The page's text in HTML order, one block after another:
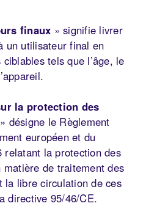
finaux » signifie livrer
un utilisateur final en
tels que l’âge, le
la protection des
désigne le Règlement
européen et du
relatant la protection des
matière de traitement des
la libre circulation de ces
directive 95/46/CE.